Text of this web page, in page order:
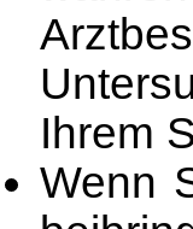
Ihrem
Wenn